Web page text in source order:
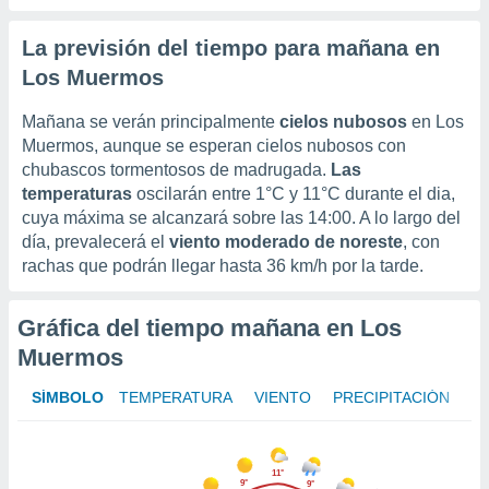
datos
en
en
o acceder
La previsión del tiempo para mañana en
Los Muermos
Mañana se verán principalmente cielos nubosos en Los
Muermos, aunque se esperan cielos nubosos con
chubascos tormentosos de madrugada. Las
temperaturas oscilarán entre 1°C y 11°C durante el dia,
cuya máxima se alcanzará sobre las 14:00. A lo largo del
día, prevalecerá el viento moderado de noreste, con
rachas que podrán llegar hasta 36 km/h por la tarde.
Gráfica del tiempo mañana en Los
Muermos
SÍMBOLO TEMPERATURA VIENTO PRECIPITACIÓN
9°
11°
9°